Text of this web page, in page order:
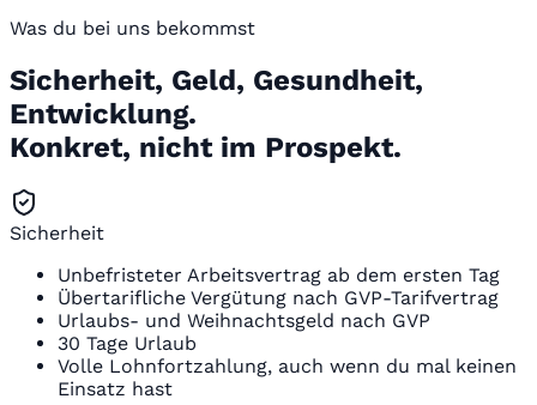
Was du bei uns bekommst
Sicherheit, Geld, Gesundheit,
Entwicklung.
Konkret, nicht im Prospekt.
Sicherheit
Unbefristeter Arbeitsvertrag ab dem ersten Tag
Übertarifliche Vergütung nach GVP-Tarifvertrag
Urlaubs- und Weihnachtsgeld nach GVP
30 Tage Urlaub
Volle Lohnfortzahlung, auch wenn du mal keinen
Einsatz hast